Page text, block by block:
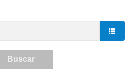
Buscar